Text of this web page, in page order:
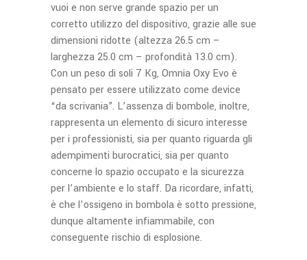
vuoi e non serve grande spazio per un
corretto utilizzo del dispositivo, grazie alle sue
dimensioni ridotte (altezza 26.5 cm –
larghezza 25.0 cm – profondità 13.0 cm).
Con un peso di soli 7 Kg, Omnia Oxy Evo è
pensato per essere utilizzato come device
“da scrivania”. L’assenza di bombole, inoltre,
rappresenta un elemento di sicuro interesse
per i professionisti, sia per quanto riguarda gli
adempimenti burocratici, sia per quanto
concerne lo spazio occupato e la sicurezza
per l’ambiente e lo staff. Da ricordare, infatti,
è che l’ossigeno in bombola è sotto pressione,
dunque altamente infiammabile, con
conseguente rischio di esplosione.